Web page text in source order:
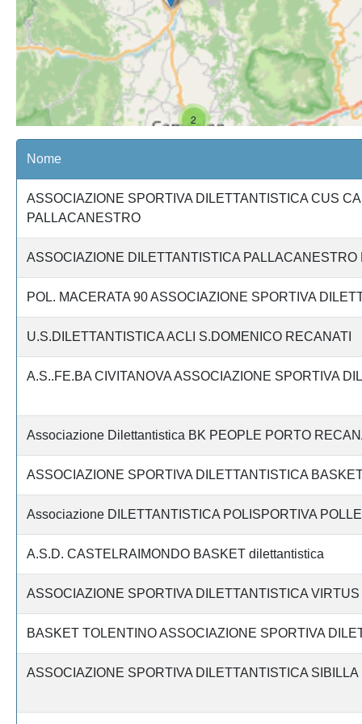
2
Nome
ASSOCIAZIONE SPORTIVA DILETTANTISTICA CUS
PALLACANESTRO
ASSOCIAZIONE DILETTANTISTICA PALLACANESTRO
POL. MACERATA 90 ASSOCIAZIONE SPORTIVA
U.S.DILETTANTISTICA ACLI S.DOMENICO RECANATI
A.S..FE.BA CIVITANOVA ASSOCIAZIONE SPORTIVA
Associazione Dilettantistica BK PEOPLE PORTO
ASSOCIAZIONE SPORTIVA DILETTANTISTICA
Associazione DILETTANTISTICA POLISPORTIVA
A.S.D. CASTELRAIMONDO BASKET dilettantistica
ASSOCIAZIONE SPORTIVA DILETTANTISTICA
BASKET TOLENTINO ASSOCIAZIONE SPORTIVA
ASSOCIAZIONE SPORTIVA DILETTANTISTICA SIBILLA